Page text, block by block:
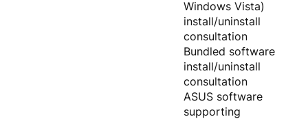
Windows Vista)
install/uninstall
consultation
Bundled software
install/uninstall
consultation
ASUS software
supporting